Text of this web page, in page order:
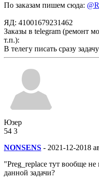
По заказам пишем сюда:
ЯД: 41001679231462
Заказы в telegram (ремонт
т.п.):
В телегу писать сразу
Юзер
54 3
NONSENS - 2021-12-2018
"Preg_replace тут вообще
данной задачи?